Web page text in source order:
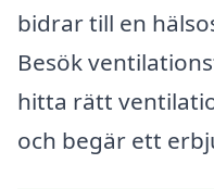
bidrar till en
Besök
hitta rätt
och begär ett